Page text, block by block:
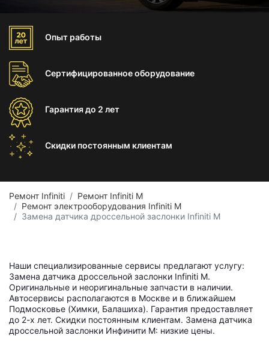
Опыт работы
Сертифицированноеоборудование
Гарантиядо 2 лет
Скидки постоянным клиентам
Ремонт Infiniti
Ремонт Infiniti M
Ремонт электрооборудования Infiniti M
Замена датчика дроссельной заслонки Infiniti M
Наши специализированные сервисы предлагают услугу:
Замена датчика дроссельной заслонки Infiniti M.
Оригинальные и неоригинальные запчасти в наличии.
Автосервисы располагаются в Москве и в ближайшем
Подмосковье (Химки, Балашиха). Гарантия предоставляет
до 2-х лет. Скидки постоянным клиентам. Замена датчика
дроссельной заслонки Инфинити M: низкие цены.